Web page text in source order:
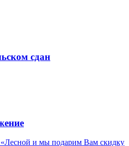
сдан
и мы подарим Вам скидку